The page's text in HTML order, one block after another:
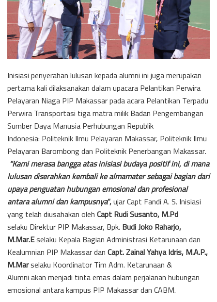
Inisiasi penyerahan lulusan kepada alumni ini juga merupakan
pertama kali dilaksanakan dalam upacara Pelantikan Perwira
Pelayaran Niaga PIP Makassar pada acara Pelantikan Terpadu
Perwira Transportasi tiga matra milik Badan Pengembangan
Sumber Daya Manusia Perhubungan Republik
Indonesia: Politeknik Ilmu Pelayaran Makassar, Politeknik Ilmu
Pelayaran Barombong dan Politeknik Penerbangan Makassar.
“Kami merasa bangga atas inisiasi budaya positif ini, di mana
lulusan diserahkan kembali ke almamater sebagai bagian dari
upaya penguatan hubungan emosional dan profesional
antara alumni dan kampusnya“,ujar Capt Fandi A. S. Inisiasi
yang telah diusahakan olehCapt Rudi Susanto, M.Pd
selaku Direktur PIP Makassar, Bpk. Budi Joko Raharjo,
M.Mar.Eselaku Kepala Bagian Administrasi Ketarunaan dan
Kealumnian PIP Makassar danCapt. Zainal Yahya Idris, M.A.P.,
M.Marselaku Koordinator Tim Adm. Ketarunaan &
Alumni akan menjadi tinta emas dalam perjalanan hubungan
emosional antara kampus PIP Makassar dan CABM.